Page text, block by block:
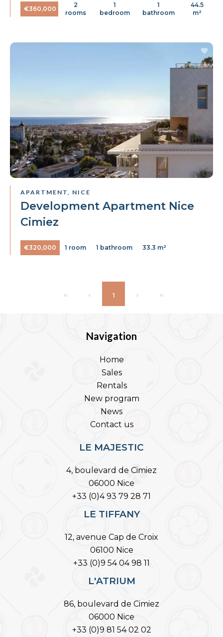
€360,000
2
rooms
1
bedroom
1
bathroom
44.5
m²
APARTMENT, NICE
Development Apartment Nice
Cimiez
€320,000 1 room 1 bathroom 33.3 m²
1
Navigation
Home
Sales
Rentals
New program
News
Contact us
LE MAJESTIC
4, boulevard de Cimiez
06000 Nice
+33 (0)4 93 79 28 71
LE TIFFANY
12, avenue Cap de Croix
06100 Nice
+33 (0)9 54 04 98 11
L'ATRIUM
86, boulevard de Cimiez
06000 Nice
+33 (0)9 81 54 02 02